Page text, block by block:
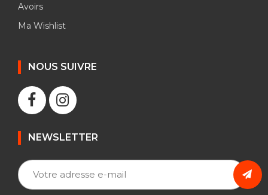
Avoirs
Ma Wishlist
NOUS SUIVRE
NEWSLETTER